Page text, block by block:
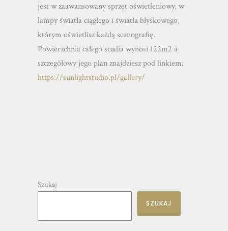
jest w zaawansowany sprzęt oświetleniowy, w
lampy światła ciągłego i światła błyskowego,
którym oświetlisz każdą scenografię.
Powierzchnia całego studia wynosi 122m2 a
szczegółowy jego plan znajdziesz pod linkiem:
https://sunlightstudio.pl/gallery/
Szukaj
SZUKAJ